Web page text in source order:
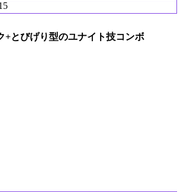
+とびげり型のユナイト技コンボ